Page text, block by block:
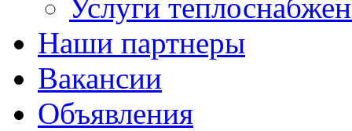
Услуги
Наши партнеры
Вакансии
Объявления